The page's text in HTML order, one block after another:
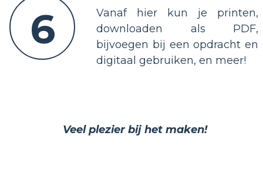
6
Vanaf hier kun je printen,
downloaden als PDF,
bijvoegen bij een opdracht en
digitaal gebruiken, en meer!
Veel plezier bij het maken!